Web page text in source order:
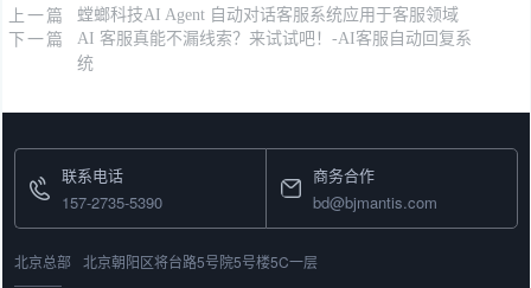
上一篇 螳螂科技AI Agent 自动对话客服系统应用于客服领域
下一篇
AI 客服真能不漏线索？来试试吧！-AI客服自动回复系
统
联系电话
157-2735-5390
商务合作
bd@bjmantis.com
北京总部 北京朝阳区将台路5号院5号楼5C一层